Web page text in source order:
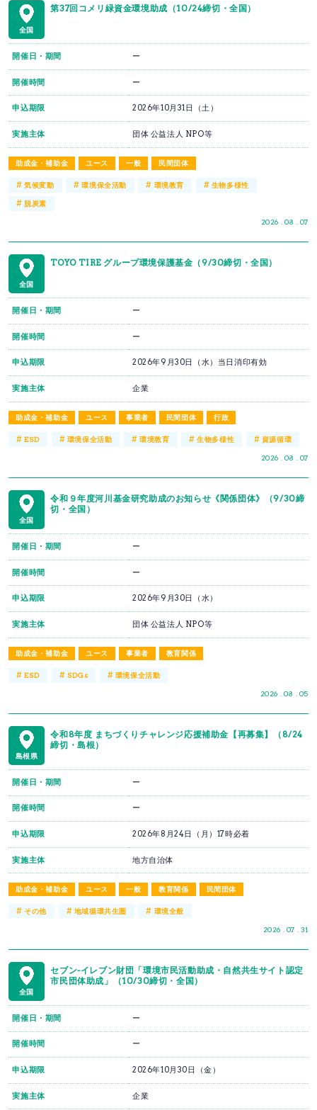
全国
第37回コメリ緑資金環境助成（10/24締切・全国）
助成金・補助金 ユース 一般 民間団体
2026 . 08 . 07
開催日・期間 ー
開催時間 ー
申込期限 2026年10月31日（土）
実施主体 団体 公益法人 NPO等
#気候変動 #環境保全活動 # 環境教育 # 生物多様性
#脱炭素
全国
TOYO TIRE グループ環境保護基金（9/30締切・全国）
助成金・補助金 ユース 事業者 民間団体 行政
2026 . 08 . 07
開催日・期間 ー
開催時間 ー
申込期限 2026年9月30日（水）当日消印有効
実施主体 企業
#ESD # 環境保全活動 #環境教育 #生物多様性 # 資源循環
全国
令和９年度河川基金研究助成のお知らせ《関係団体》（9/30締
切・全国）
助成金・補助金 ユース 事業者 教育関係
2026 . 08 . 05
開催日・期間 ー
開催時間 ー
申込期限 2026年9月30日（水）
実施主体 団体 公益法人 NPO等
#ESD # SDGs # 環境保全活動
島根県
令和8年度 まちづくりチャレンジ応援補助金【再募集】（8/24
締切・島根）
助成金・補助金 ユース 一般 教育関係 民間団体
2026 . 07 . 31
開催日・期間 ー
開催時間 ー
申込期限 2026年8月24日（月）17時必着
実施主体 地方自治体
#その他 # 地域循環共生圏 # 環境全般
全国
セブン-イレブン財団「環境市民活動助成・自然共生サイト認定
市民団体助成」（10/30締切・全国）
開催日・期間 ー
開催時間 ー
申込期限 2026年10月30日（金）
実施主体 企業